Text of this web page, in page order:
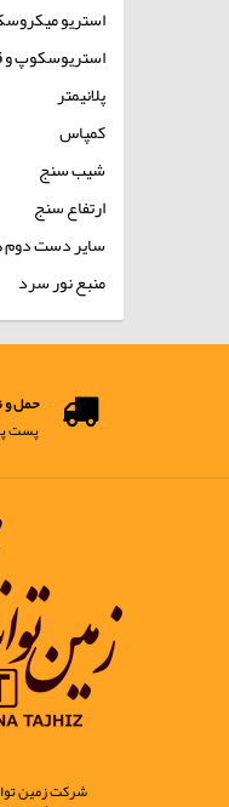
استریو
استریوسکوپ و
پلانیمتر
کمپاس
شیب سنج
ارتفاع سنج
سایر دست دوم
منبع نور سرد
حمل و
پست
شرکت زمین